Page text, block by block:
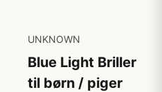
UNKNOWN
Blue Light Briller
til børn / piger